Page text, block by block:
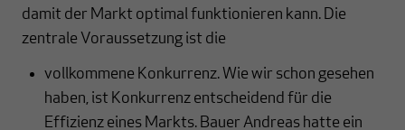
damit der Markt optimal funktionieren kann. Die
zentrale Voraussetzung ist die
vollkommene Konkurrenz. Wie wir schon gesehen
haben, ist Konkurrenz entscheidend für die
Effizienz eines Markts. Bauer Andreas hatte ein